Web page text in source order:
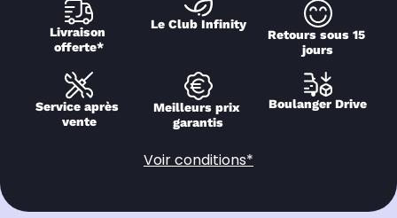
Livraison
offerte*
Le Club Infinity
Retours sous 15
jours
Service après
vente
Meilleurs prix
garantis
Boulanger Drive
Voir conditions*